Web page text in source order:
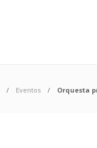
Eventos Orquesta